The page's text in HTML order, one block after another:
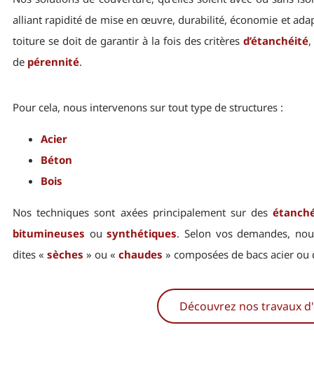
alliant rapidité de mise en œuvre, durabilité, économie et
toiture se doit de garantir à la fois des critèresd’étanchéité
de pérennité.
Pour cela, nous intervenons sur tout type de structures :
Acier
Béton
Bois
Nos techniques sont axées principalement sur des
bitumineuses ousynthétiques. Selon vos demandes,
dites « sèches » ou « chaudes » composées de bacs acier
Découvrez nos travaux